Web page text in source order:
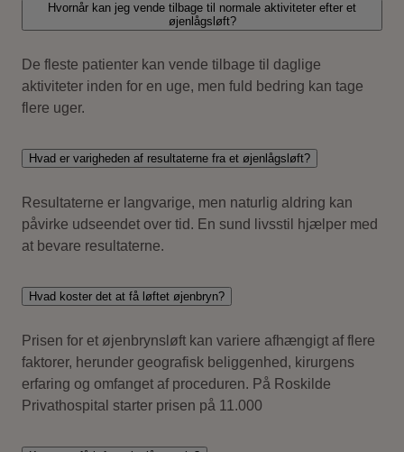
Hvornår kan jeg vende tilbage til normale aktiviteter efter et
øjenlågsløft?
De fleste patienter kan vende tilbage til daglige
aktiviteter inden for en uge, men fuld bedring kan tage
flere uger.
Hvad er varigheden af resultaterne fra et øjenlågsløft?
Resultaterne er langvarige, men naturlig aldring kan
påvirke udseendet over tid. En sund livsstil hjælper med
at bevare resultaterne.
Hvad koster det at få løftet øjenbryn?
Prisen for et øjenbrynsløft kan variere afhængigt af flere
faktorer, herunder geografisk beliggenhed, kirurgens
erfaring og omfanget af proceduren. På Roskilde
Privathospital starter prisen på 11.000